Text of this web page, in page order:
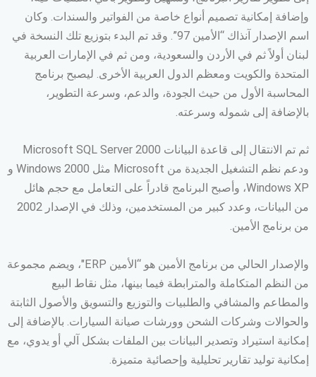
وإضافة إمكانية تصميم أنواع خاصة من الفواتير والسندات. وكان
اسم الإصدار آنذاك “الأمين 97”. وقد تم البدء بتوزيع تلك النسخة في
لبنان أولاً ثم في الأردن والسعودية، ومن ثم في الإمارات العربية
المتحدة والكويت ومعظم الدول العربية الأخرى. ليصبح برنامج
المحاسبة الأول من حيث الجودة، والدعم، وسرعة التطوير،
بالإضافة إلى شموله وسرعته.
ثم تم الانتقال إلى قاعدة البيانات Microsoft SQL Server 2000
ودعم نظم التشغيل الجديدة من Microsoft مثل Windows 2000 و
Windows XP، وأصبح البرنامج قادراً على التعامل مع حجم هائل
من البيانات، وعدد كبير من المستخدمين، وذلك في الإصدار 2002
من برنامج الأمين.
والإصدار الحالي من برنامج الأمين هو “الأمين ERP″، ويضم مجموعة
من النظم المتكاملة والمترابطة فيما بينها، مثل نقاط البيع
والمطاعم والمشافي والطلبيات والتوزيع والتسويق والأصول الثابتة
والحوالات وشركات الشحن وورشات صيانة السيارات. بالإضافة إلى
إمكانية استيراد وتصدير البيانات بين الملفات بشكل آلي أو يدوي، مع
إمكانية توليد تقارير تحليلية وإحصائية متميزة.